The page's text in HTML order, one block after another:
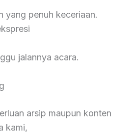
yang penuh keceriaan.
jalannya acara.
arsip maupun konten
kami,